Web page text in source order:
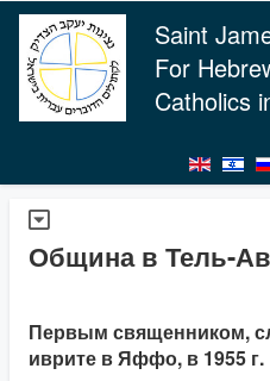
Saint
For
Catholics
Община в Тель-
Первым священником,
иврите в Яффо, в 1955 г.